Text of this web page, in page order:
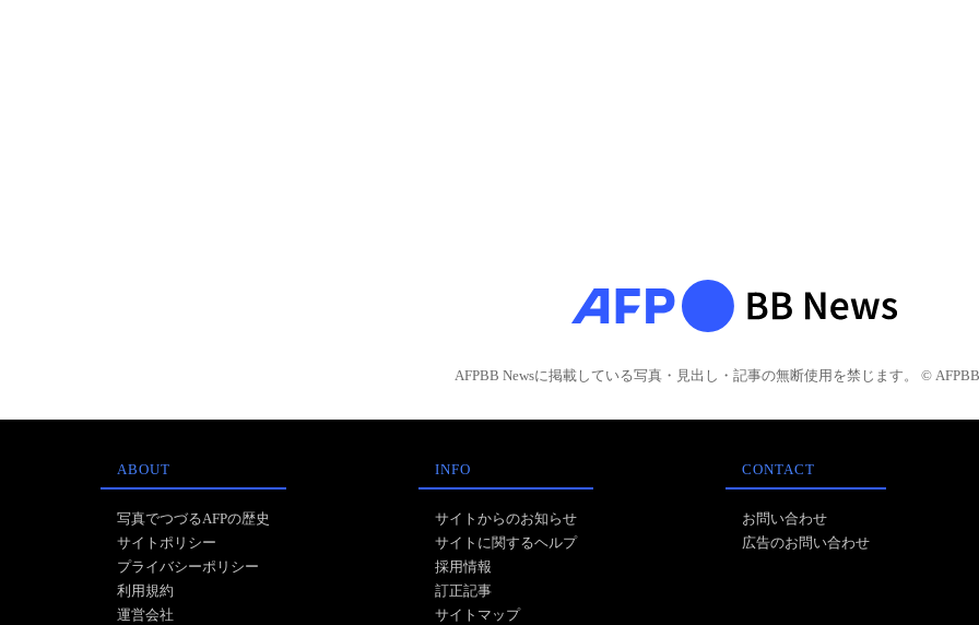
AFPBB Newsに掲載している写真・見出し・記事の無断使用を禁じます。 © AFPBB
ABOUT
写真でつづるAFPの歴史
サイトポリシー
プライバシーポリシー
利用規約
運営会社
INFO
サイトからのお知らせ
サイトに関するヘルプ
採用情報
訂正記事
サイトマップ
CONTACT
お問い合わせ
広告のお問い合わせ